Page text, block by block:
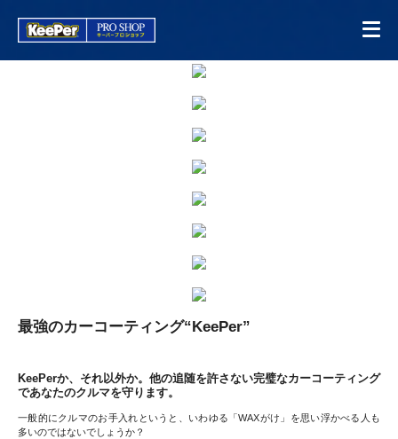
最強のカーコーティング“KeePer”
KeePerか、それ以外か。他の追随を許さない完璧なカーコーティング
であなたのクルマを守ります。
一般的にクルマのお手入れというと、いわゆる「WAXがけ」を思い浮かべる人も
多いのではないでしょうか？